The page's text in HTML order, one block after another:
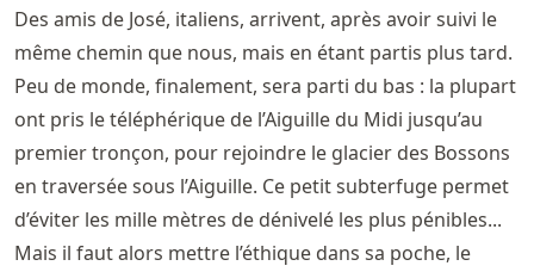
Des amis de José, italiens, arrivent, après avoir suivi le
même chemin que nous, mais en étant partis plus tard.
Peu de monde, finalement, sera parti du bas : la plupart
ont pris le téléphérique de l’Aiguille du Midi jusqu’au
premier tronçon, pour rejoindre le glacier des Bossons
en traversée sous l’Aiguille. Ce petit subterfuge permet
d’éviter les mille mètres de dénivelé les plus pénibles...
Mais il faut alors mettre l’éthique dans sa poche, le